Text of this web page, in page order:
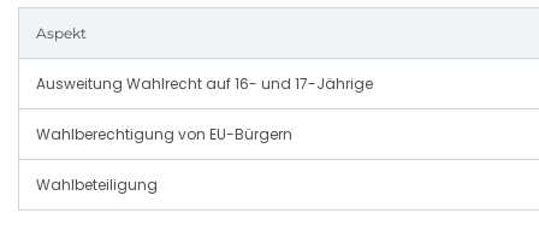
Aspekt
Ausweitung Wahlrecht auf 16- und 17-Jährige
Wahlberechtigung von EU-Bürgern
Wahlbeteiligung